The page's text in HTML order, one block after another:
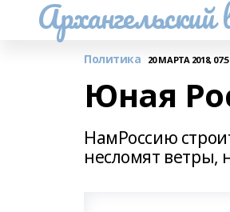
Архангельский
Политика 20 МАРТА 2018,
Юная
НамРоссию
несломят ветры,